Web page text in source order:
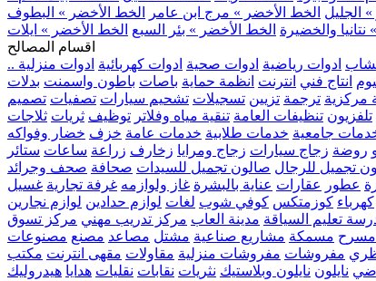
الجليل الخط الأخضر » مرج ابن عامر
الخط الأخضر » البطوف
والخضيرة الخط الأخضر » بئر السبع الخط الأخضر » ايلات
اقسام المصالح
ادوات رياضية ادوات صحية ادوات كهربائية ادوات منزلية
انتاج فني انترنت انظمة حماية باصات باطون واسمنت بدلات
مركزية ترجمة تزيين تسجيلات تشحيم سيارات تصفيات تصميم
تلفزيون تنظيفات العامة تنقية مياه وفلاتر توظيف ثريات ثلاجات
جامعية خدمات طلابية خدمات عامة خزف خضار وفواكه
روضة زجاج سيارات زجاج ومرايا زخارف زراعة ساعات ستائر
تجميل للرجال صالون تجميل للسيدات صحافة صحف وجرائد
عطور عقارات عناية بالبشرة غاز ولوازمه غرفة تجارية غسيل
كهرباء كوزمتكس كوفي شوب لغات لوازم حدادين لوازم نجارين
تعليم السياقة مدينة العاب مركز تدريب مهني مركز تسوق
مسرح مسمكة مشاريع صناعية مشتل مصاعد مصنع مصنوعات
مفروشات مفروشات منزلية مقاولات مقهى انترنت مكتب
نايلون نايلون وبلاستيك نثريات نقابات نقليات هدايا هيدروليك